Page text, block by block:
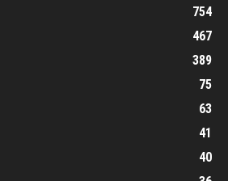
754
467
389
75
63
41
40